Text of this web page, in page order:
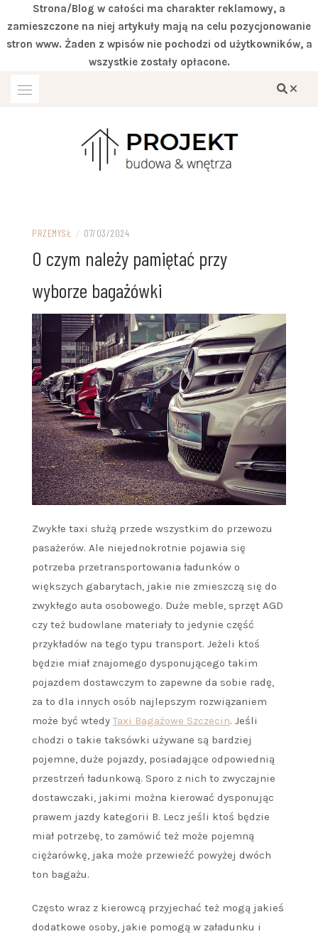
Strona/Blog w całości ma charakter reklamowy, a
zamieszczone na niej artykuły mają na celu pozycjonowanie
stron www. Żaden z wpisów nie pochodzi od użytkowników, a
wszystkie zostały opłacone.
PRZEMYSŁ / 07/03/2024
O czym należy pamiętać przy
wyborze bagażówki
Zwykłe taxi służą przede wszystkim do przewozu
pasażerów. Ale niejednokrotnie pojawia się
potrzeba przetransportowania ładunków o
większych gabarytach, jakie nie zmieszczą się do
zwykłego auta osobowego. Duże meble, sprzęt AGD
czy też budowlane materiały to jedynie część
przykładów na tego typu transport. Jeżeli ktoś
będzie miał znajomego dysponującego takim
pojazdem dostawczym to zapewne da sobie radę,
za to dla innych osób najlepszym rozwiązaniem
może być wtedyTaxi Bagażowe Szczecin. Jeśli
chodzi o takie taksówki używane są bardziej
pojemne, duże pojazdy, posiadające odpowiednią
przestrzeń ładunkową. Sporo z nich to zwyczajnie
dostawczaki, jakimi można kierować dysponując
prawem jazdy kategorii B. Lecz jeśli ktoś będzie
miał potrzebę, to zamówić też może pojemną
ciężarówkę, jaka może przewieźć powyżej dwóch
ton bagażu.
Często wraz z kierowcą przyjechać też mogą jakieś
dodatkowe osoby, jakie pomogą w załadunku i